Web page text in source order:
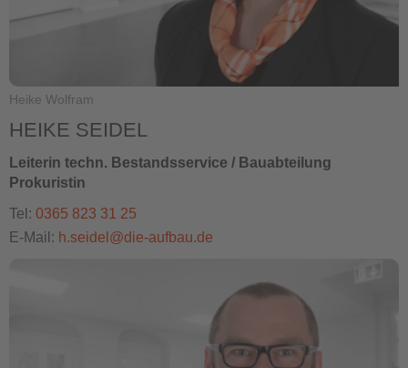
Heike Wolfram
HEIKE SEIDEL
Leiterin techn. Bestandsservice / Bauabteilung
Prokuristin
Tel: 0365 823 31 25
E-Mail: h.seidel@die-aufbau.de